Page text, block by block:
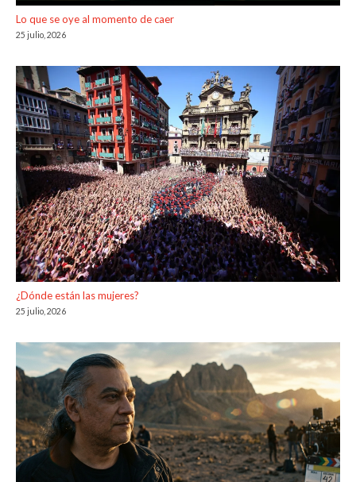
Lo que se oye al momento de caer
25 julio, 2026
¿Dónde están las mujeres?
25 julio, 2026